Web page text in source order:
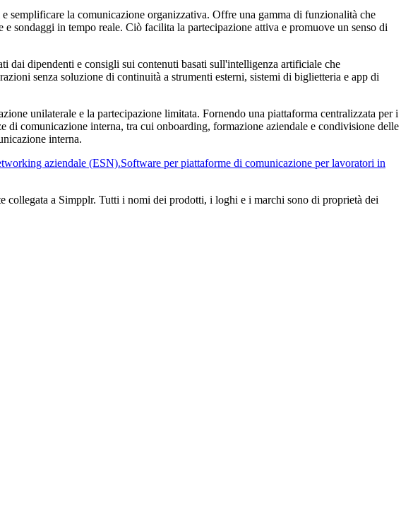
semplificare la comunicazione organizzativa. Offre una gamma di funzionalità che
sondaggi in tempo reale. Ciò facilita la partecipazione attiva e promuove un senso di
dai dipendenti e consigli sui contenuti basati sull'intelligenza artificiale che
senza soluzione di continuità a strumenti esterni, sistemi di biglietteria e app di
unilaterale e la partecipazione limitata. Fornendo una piattaforma centralizzata per i
comunicazione interna, tra cui onboarding, formazione aziendale e condivisione delle
interna.
aziendale (ESN).Software per piattaforme di comunicazione per lavoratori in
collegata a Simpplr. Tutti i nomi dei prodotti, i loghi e i marchi sono di proprietà dei